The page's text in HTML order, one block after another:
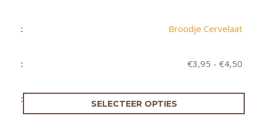
Broodje Cervelaat
€3,95 - €4,50
SELECTEER OPTIES